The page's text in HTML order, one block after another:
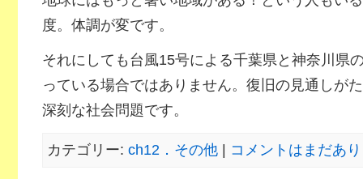
度。体調が変です。
それにしても台風15号による千葉県と神奈川県
っている場合ではありません。復旧の見通しが
深刻な社会問題です。
カテゴリー: ch12．その他| コメントはまだあ